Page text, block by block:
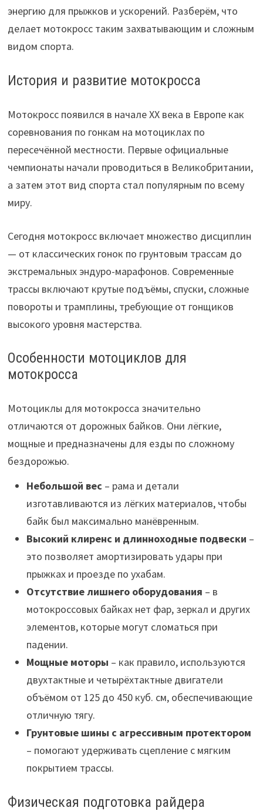
энергию для прыжков и ускорений. Разберём, что
делает мотокросс таким захватывающим и сложным
видом спорта.
История и развитие мотокросса
Мотокросс появился в начале XX века в Европе как
соревнования по гонкам на мотоциклах по
пересечённой местности. Первые официальные
чемпионаты начали проводиться в Великобритании,
а затем этот вид спорта стал популярным по всему
миру.
Сегодня мотокросс включает множество дисциплин
— от классических гонок по грунтовым трассам до
экстремальных эндуро-марафонов. Современные
трассы включают крутые подъёмы, спуски, сложные
повороты и трамплины, требующие от гонщиков
высокого уровня мастерства.
Особенности мотоциклов для
мотокросса
Мотоциклы для мотокросса значительно
отличаются от дорожных байков. Они лёгкие,
мощные и предназначены для езды по сложному
бездорожью.
Небольшой вес – рама и детали
изготавливаются из лёгких материалов, чтобы
байк был максимально манёвренным.
Высокий клиренс и длинноходные подвески –
это позволяет амортизировать удары при
прыжках и проезде по ухабам.
Отсутствие лишнего оборудования – в
мотокроссовых байках нет фар, зеркал и других
элементов, которые могут сломаться при
падении.
Мощные моторы – как правило, используются
двухтактные и четырёхтактные двигатели
объёмом от 125 до 450 куб. см, обеспечивающие
отличную тягу.
Грунтовые шины с агрессивным протектором
– помогают удерживать сцепление с мягким
покрытием трассы.
Физическая подготовка райдера